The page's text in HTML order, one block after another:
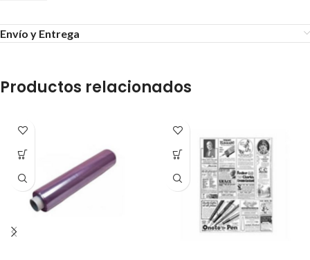
Envío y Entrega
Productos relacionados